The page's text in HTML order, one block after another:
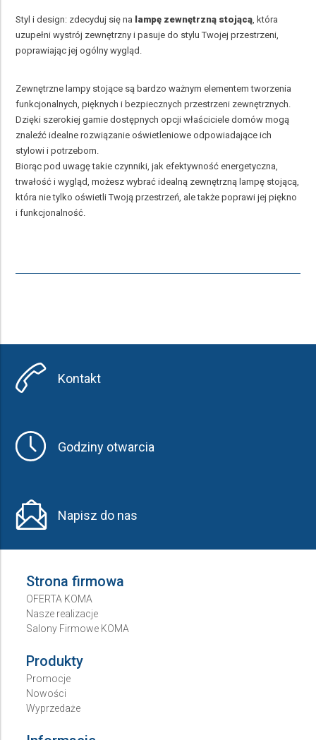
Styl i design: zdecyduj się na lampę zewnętrzną stojącą , która
uzupełni wystrój zewnętrzny i pasuje do stylu Twojej przestrzeni,
poprawiając jej ogólny wygląd.
Zewnętrzne lampy stojące są bardzo ważnym elementem tworzenia
funkcjonalnych, pięknych i bezpiecznych przestrzeni zewnętrznych.
Dzięki szerokiej gamie dostępnych opcji właściciele domów mogą
znaleźć idealne rozwiązanie oświetleniowe odpowiadające ich
stylowi i potrzebom.
Biorąc pod uwagę takie czynniki, jak efektywność energetyczna,
trwałość i wygląd, możesz wybrać idealną zewnętrzną lampę stojącą,
która nie tylko oświetli Twoją przestrzeń, ale także poprawi jej piękno
i funkcjonalność.
Kontakt
Godziny otwarcia
Napisz do nas
Strona firmowa
OFERTA KOMA
Nasze realizacje
Salony Firmowe KOMA
Produkty
Promocje
Nowości
Wyprzedaże